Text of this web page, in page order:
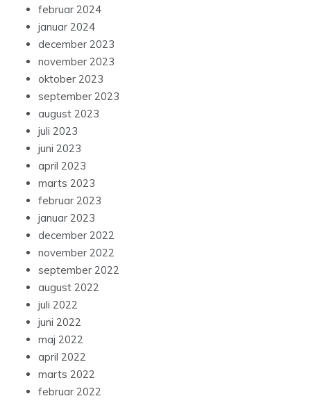
februar 2024
januar 2024
december 2023
november 2023
oktober 2023
september 2023
august 2023
juli 2023
juni 2023
april 2023
marts 2023
februar 2023
januar 2023
december 2022
november 2022
september 2022
august 2022
juli 2022
juni 2022
maj 2022
april 2022
marts 2022
februar 2022